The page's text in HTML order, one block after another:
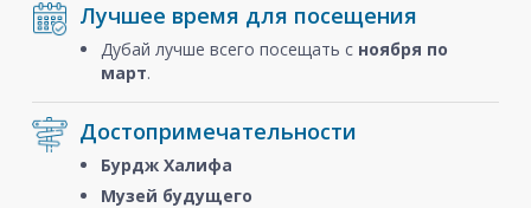
Лучшее время для посещения
Дубай лучше всего посещать с ноября по
март.
Достопримечательности
Бурдж Халифа
Музей будущего